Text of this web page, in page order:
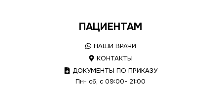
ПАЦИЕНТАМ
НАШИ ВРАЧИ
КОНТАКТЫ
ДОКУМЕНТЫ ПО ПРИКАЗУ
Пн- сб, с 09:00- 21:00